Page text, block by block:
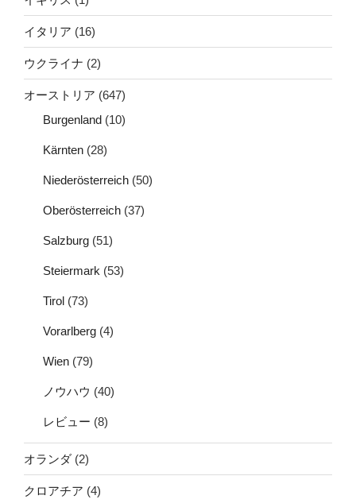
イタリア (16)
ウクライナ (2)
オーストリア (647)
Burgenland (10)
Kärnten (28)
Niederösterreich (50)
Oberösterreich (37)
Salzburg (51)
Steiermark (53)
Tirol (73)
Vorarlberg (4)
Wien (79)
ノウハウ (40)
レビュー (8)
オランダ (2)
クロアチア (4)